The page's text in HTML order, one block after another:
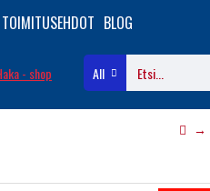
BLOG
All